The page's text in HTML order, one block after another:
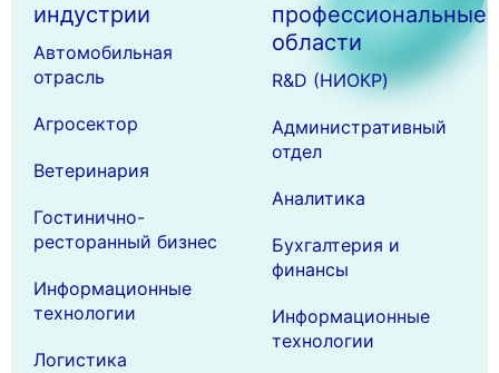
индустрии
Автомобильная
отрасль
Агросектор
Ветеринария
Гостинично-
ресторанный бизнес
Информационные
технологии
Логистика
профессиональные
области
R&D (НИОКР)
Административный
отдел
Аналитика
Бухгалтерия и
финансы
Информационные
технологии